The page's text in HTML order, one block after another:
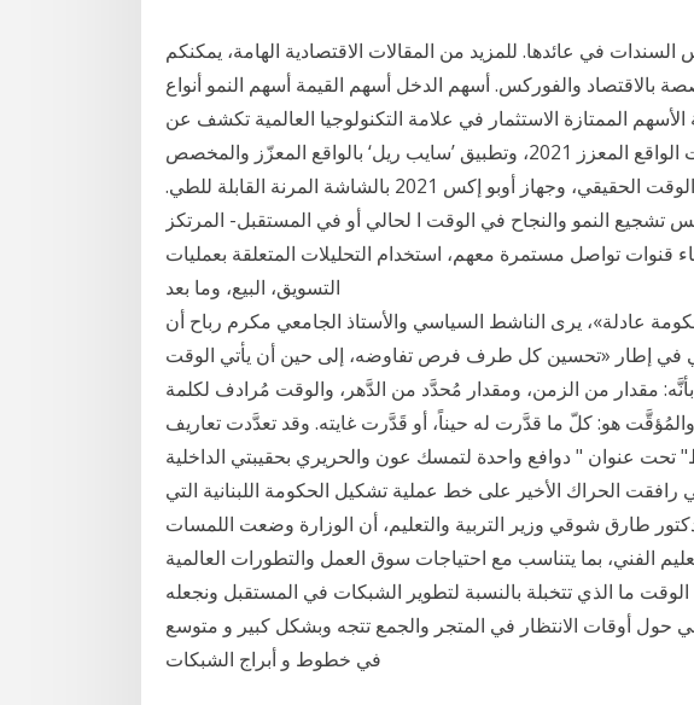
السندات في عائدها. للمزيد من المقالات الاقتصادية الهامة، يمكنكم
بالاقتصاد والفوركس. أسهم الدخل أسهم القيمة أسهم النمو أنواع
الممتازة الاستثمار في علامة التكنولوجيا العالمية تكشف عن
تقنيات غير مسبوقة، من بينها نظارات الواقع المعزز 2021، وتطبيق ’سايب ريل‘ بالواقع المعزّز والمخصص
لإجراء حسابات الموقع ثلاثي الأبعاد في الوقت الحقيقي، وجهاز أوبو إكس 2021 بالشاشة المرنة القابلة للطي.
تشجيع النمو والنجاح في الوقت ا لحالي أو في المستقبل- المرتكز
قنوات تواصل مستمرة معهم، استخدام التحليلات المتعلقة بعمليات
التسويق، البيع، وما بعد
عادلة»، يرى الناشط السياسي والأستاذ الجامعي مكرم رباح أن
في إطار «تحسين كل طرف فرص تفاوضه، إلى حين أن يأتي الوقت
مقدار من الزمن، ومقدار مُحدَّد من الدَّهر، والوقت مُرادف لكلمة
هو: كلّ ما قدَّرت له حيناً، أو قَدَّرت غايته. وقد تعدَّدت تعاريف
عنوان " دوافع واحدة لتمسك عون والحريري بحقيبتي الداخلية
رافقت الحراك الأخير على خط عملية تشكيل الحكومة اللبنانية التي
طارق شوقي وزير التربية والتعليم، أن الوزارة وضعت اللمسات
الفني، بما يتناسب مع احتياجات سوق العمل والتطورات العالمية
ما الذي تتخبلة بالنسبة لتطوير الشبكات في المستقبل ونجعله
حول أوقات الانتظار في المتجر والجمع تتجه وبشكل كبير و متوسع
في خطوط و أبراج الشبكات